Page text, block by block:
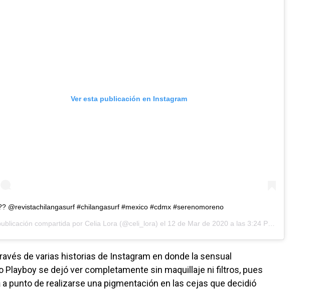
Ver esta publicación en Instagram
@revistachilangasurf #chilangasurf #mexico #cdmx #serenomoreno
compartida por Celia Lora (@celi_lora) el 12 de Mar de 2020 a las 3:24 PDT
de varias historias de Instagram en donde la sensual
Playboy se dejó ver completamente sin maquillaje ni filtros, pues
a punto de realizarse una pigmentación en las cejas que decidió